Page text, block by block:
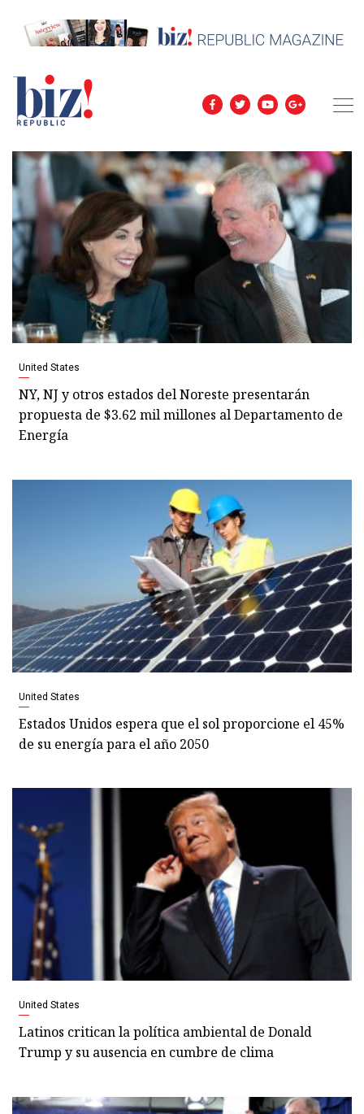
United States
NY, NJ y otros estados del Noreste presentarán
propuesta de $3.62 mil millones al Departamento de
Energía
United States
Estados Unidos espera que el sol proporcione el 45%
de su energía para el año 2050
United States
Latinos critican la política ambiental de Donald
Trump y su ausencia en cumbre de clima